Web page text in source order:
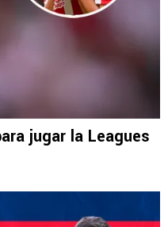
jugar la Leagues